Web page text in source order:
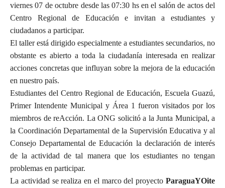
viernes 07 de octubre desde las 07:30 hs en el salón de actos del
Centro Regional de Educación e invitan a estudiantes y
ciudadanos a participar.
El taller está dirigido especialmente a estudiantes secundarios, no
obstante es abierto a toda la ciudadanía interesada en realizar
acciones concretas que influyan sobre la mejora de la educación
en nuestro país.
Estudiantes del Centro Regional de Educación, Escuela Guazú,
Primer Intendente Municipal y Área 1 fueron visitados por los
miembros de reAcción. La ONG solicitó a la Junta Municipal, a
la Coordinación Departamental de la Supervisión Educativa y al
Consejo Departamental de Educación la declaración de interés
de la actividad de tal manera que los estudiantes no tengan
problemas en participar.
La actividad se realiza en el marco del proyecto ParaguaYOite